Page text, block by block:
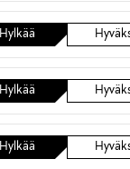
Hylkää
Hylkää
Hylkää